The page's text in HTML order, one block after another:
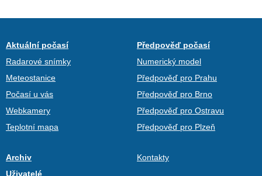
Aktuální počasí
Radarové snímky
Meteostanice
Počasí u vás
Webkamery
Teplotní mapa
Předpověď počasí
Numerický model
Předpověď pro Prahu
Předpověď pro Brno
Předpověď pro Ostravu
Předpověď pro Plzeň
Archiv
Uživatelé
Kontakty